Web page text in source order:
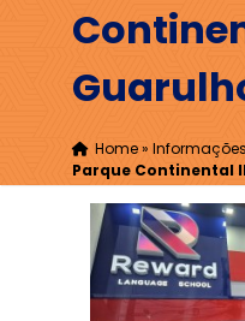
Home» Informações
Parque Continental